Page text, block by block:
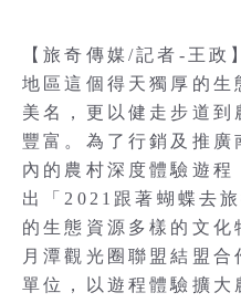
【旅奇傳媒/記者-王政
地區這個得天獨厚的生
美名，更以健走步道到
豐富。為了行銷及推
內的農村深度體驗遊程
出「2021跟著蝴蝶去
的生態資源多樣的文化
月潭觀光圈聯盟結盟
單位，以遊程體驗擴大